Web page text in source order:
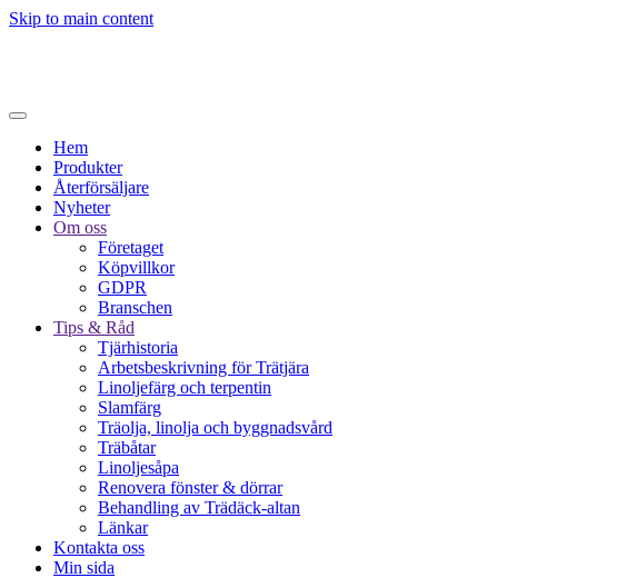
Skip to main content
Hem
Produkter
Återförsäljare
Nyheter
Om oss
Företaget
Köpvillkor
GDPR
Branschen
Tips & Råd
Tjärhistoria
Arbetsbeskrivning för Trätjära
Linoljefärg och terpentin
Slamfärg
Träolja, linolja och byggnadsvård
Träbåtar
Linoljesåpa
Renovera fönster & dörrar
Behandling av Trädäck-altan
Länkar
Kontakta oss
Min sida